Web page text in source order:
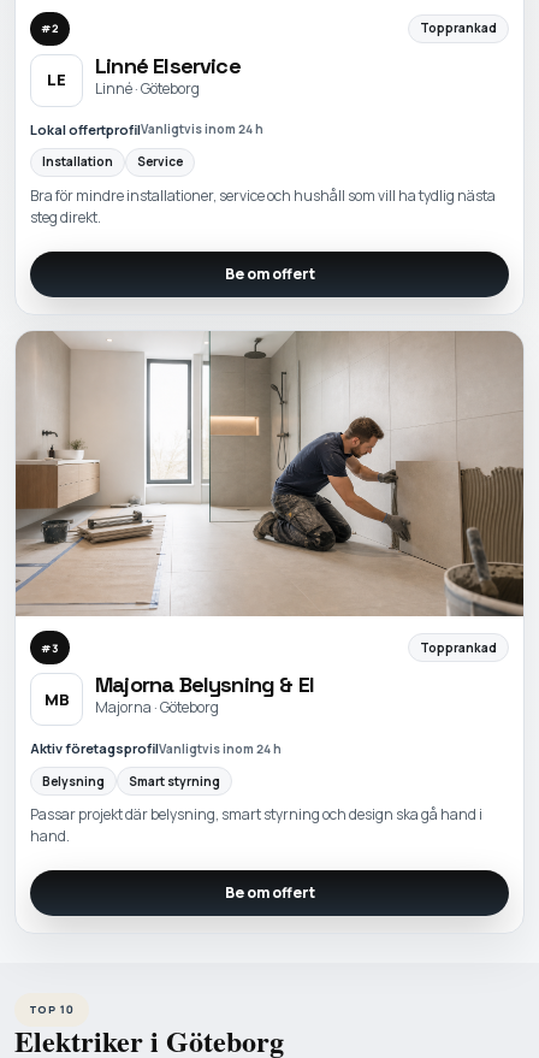
#2 Topprankad
LE
Linné Elservice
Linné · Göteborg
Lokal offertprofilVanligtvis inom 24 h
Installation
Service
Bra för mindre installationer, service och hushåll som vill ha tydlig nästa
steg direkt.
Be om offert
#3 Topprankad
MB
Majorna Belysning & El
Majorna · Göteborg
Aktiv företagsprofilVanligtvis inom 24 h
Belysning
Smart styrning
Passar projekt där belysning, smart styrning och design ska gå hand i
hand.
Be om offert
TOP 10
Elektriker i Göteborg